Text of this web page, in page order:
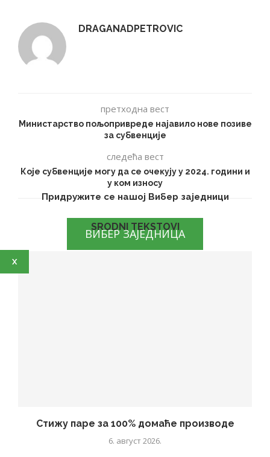
DRAGANADPETROVIC
претходна вест
Министарство пољопривреде најавило нове позиве
за субвенције
следећа вест
Које субвенције могу да се очекују у 2024. години и
у ком износу
SRODNI TEKSTOVI
Стижу паре за 100% домаће производе
6. август 2026.
Придружите се нашој Вибер заједници
ВИБЕР ЗАЈЕДНИЦА
X